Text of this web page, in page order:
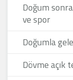
Doğum
ve spor
Doğumla
Dövme açık